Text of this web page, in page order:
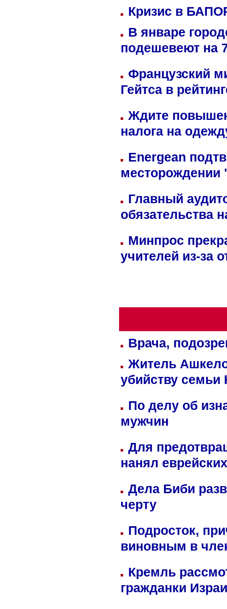
Кризис в
В январе
подешевеют на
Французский
Гейтса в
Ждите
налога на
Energean
Главный
обязательства
Минпрос
учителей из-за
Врача,
Житель
убийству семьи
По делу об
мужчин
Для
нанял
Дела Биби
черту
Подросток,
виновным в
Кремль
гражданки